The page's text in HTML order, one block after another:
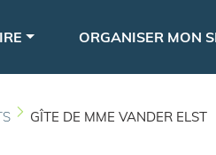
au
principal
ORGANISER MON
GÎTE DE MME VANDER ELST